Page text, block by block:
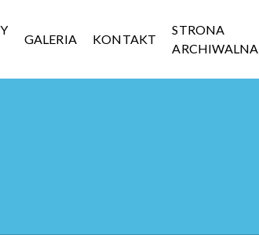
GALERIA KONTAKT
STRONA
ARCHIWALNA